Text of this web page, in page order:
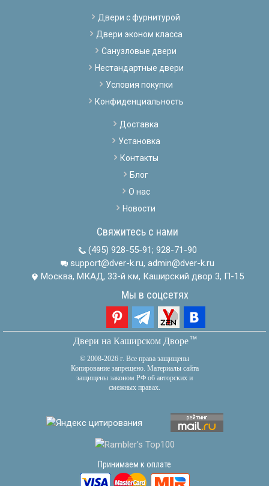
Двери с фурнитурой
Двери эконом класса
Санузловые двери
Нестандартные двери
Условия покупки
Конфиденциальность
Доставка
Установка
Контакты
Блог
О нас
Новости
Свяжитесь с нами
(495) 928-55-91; 928-71-90
support@dver-k.ru, admin@dver-k.ru
Москва, МКАД, 33-й км, Каширский двор 3, П-15
Мы в соцсетях
Двери на Каширском Дворетм
© 2008-2026 г. Все права защищены
Копирование запрещено. Материалы сайта
защищены законом РФ об авторских и
смежных правах.
Принимаем к оплате